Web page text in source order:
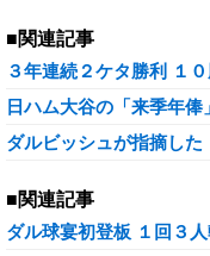
■関連記事
３年連続２ケタ勝利 １
日ハム大谷の「来季年
ダルビッシュが指摘し
■関連記事
ダル球宴初登板 １回３